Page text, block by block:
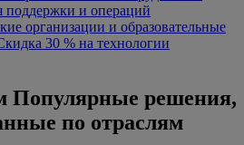
поддержки и операций
организации и образовательные
30 % на технологии
Популярные решения,
по отраслям